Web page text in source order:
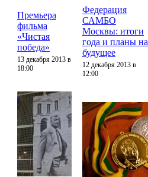
Премьера
фильма
«Чистая
победа»
13 декабря 2013 в
18:00
Федерация
САМБО
Москвы: итоги
года и планы на
будущее
12 декабря 2013 в
12:00